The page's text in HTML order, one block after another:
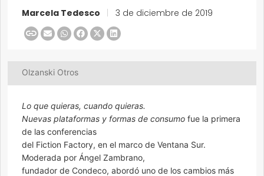
Marcela Tedesco 3 de diciembre de 2019
Olzanski Otros
Lo que quieras, cuando quieras.
Nuevas plataformas y formas de consumo fue la primera
de las conferencias
del Fiction Factory, en el marco de Ventana Sur.
Moderada por Ángel Zambrano,
fundador de Condeco, abordó uno de los cambios más